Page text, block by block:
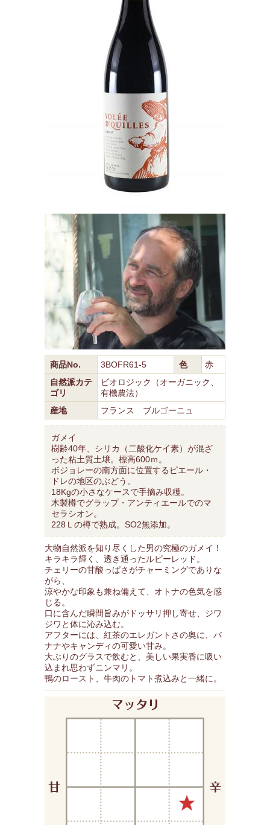
商品No. 3BOFR61-5 色
赤
自然派カテ
ゴリ
ビオロジック（オーガニック、
有機農法）
産地
フランス ブルゴーニュ
ガメイ
樹齢40年、シリカ（二酸化ケイ素）が混ざ
った粘土質土壌。標高600ｍ。
ボジョレーの南方面に位置するピエール・
ドレの地区のぶどう。
18Kgの小さなケースで手摘み収穫。
木製樽でグラップ・アンティエールでのマ
セラシオン。
228Ｌの樽で熟成。SO2無添加。
大物自然派を知り尽くした男の究極のガメイ！
キラキラ輝く、透き通ったルビーレッド。
チェリーの甘酸っぱさがチャーミングでありな
がら、
涼やかな印象も兼ね備えて、オトナの色気を感
じる。
口に含んだ瞬間旨みがドッサリ押し寄せ、ジワ
ジワと体に沁み込む。
アフターには、紅茶のエレガントさの奥に、バ
ナナやキャンディの可愛い甘み。
大ぶりのグラスで飲むと、美しい果実香に吸い
込まれ思わずニンマリ。
鴨のロースト、牛肉のトマト煮込みと一緒に。